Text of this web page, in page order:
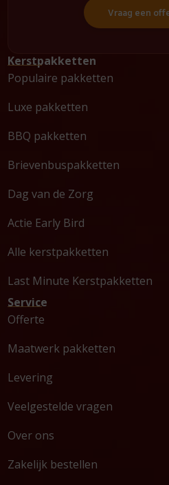
Vraag een
Kerstpakketten
Populaire pakketten
Luxe pakketten
BBQ pakketten
Brievenbuspakketten
Dag van de Zorg
Actie Early Bird
Alle kerstpakketten
Last Minute Kerstpakketten
Service
Offerte
Maatwerk pakketten
Levering
Veelgestelde vragen
Over ons
Zakelijk bestellen